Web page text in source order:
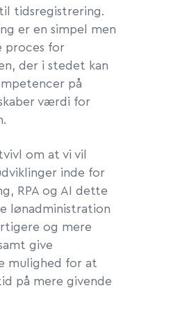
tidsregistrering.
er en simpel men
proces for
der i stedet kan
på
værdi for
om at vi vil
inde for
RPA og AI dette
lønadministration
og mere
give
mulighed for at
på mere givende